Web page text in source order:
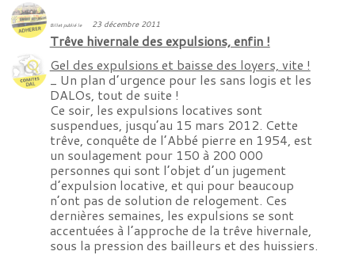
Billet publié le 23 décembre 2011
Trêve hivernale des expulsions, enfin !
Gel des expulsions et baisse des loyers, vite !
_ Un plan d’urgence pour les sans logis et les
DALOs, tout de suite !
Ce soir, les expulsions locatives sont
suspendues, jusqu’au 15 mars 2012. Cette
trêve, conquête de l’Abbé pierre en 1954, est
un soulagement pour 150 à 200 000
personnes qui sont l’objet d’un jugement
d’expulsion locative, et qui pour beaucoup
n’ont pas de solution de relogement. Ces
dernières semaines, les expulsions se sont
accentuées à l’approche de la trêve hivernale,
sous la pression des bailleurs et des huissiers.